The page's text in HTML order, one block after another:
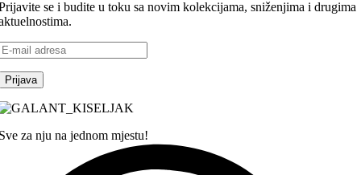
se i budite u toku sa novim kolekcijama, sniženjima i drugima
za nju na jednom mjestu!